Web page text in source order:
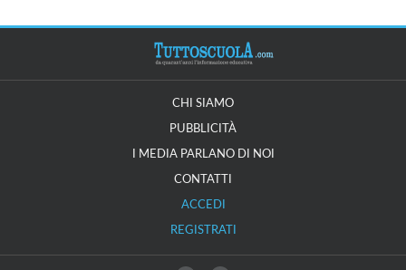
CHI SIAMO
PUBBLICITÀ
I MEDIA PARLANO DI NOI
CONTATTI
ACCEDI
REGISTRATI